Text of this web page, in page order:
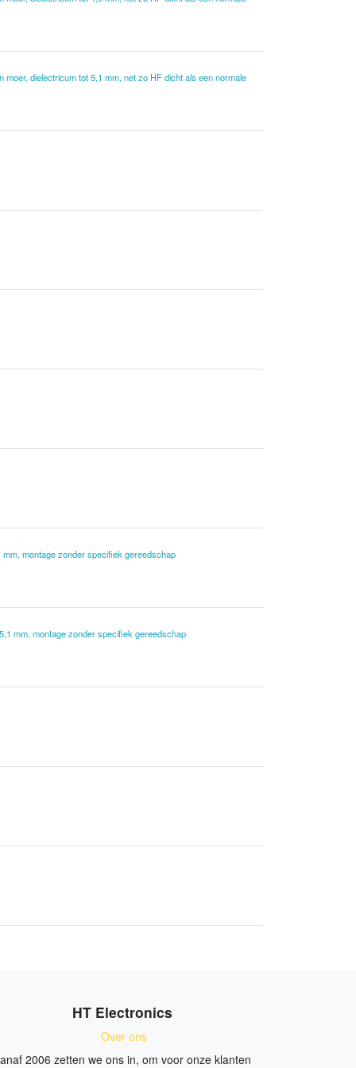
dielectricum tot 5,1 mm, net zo HF dicht als een normale
montage zonder specifiek gereedschap
mm, montage zonder specifiek gereedschap
HT Electronics
Over ons
2006 zetten we ons in, om voor onze klanten